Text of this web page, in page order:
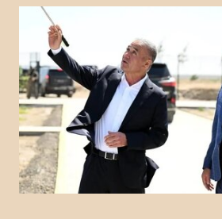
История
МЕРОПРИЯТИЯ
НОВОСТИ
Казакстан
Кыргызстан